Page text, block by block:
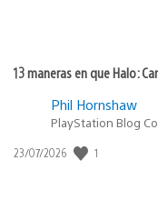
13 maneras en que Halo:
Phil Hornshaw
PlayStation Blog
Fecha
23/07/2026 1